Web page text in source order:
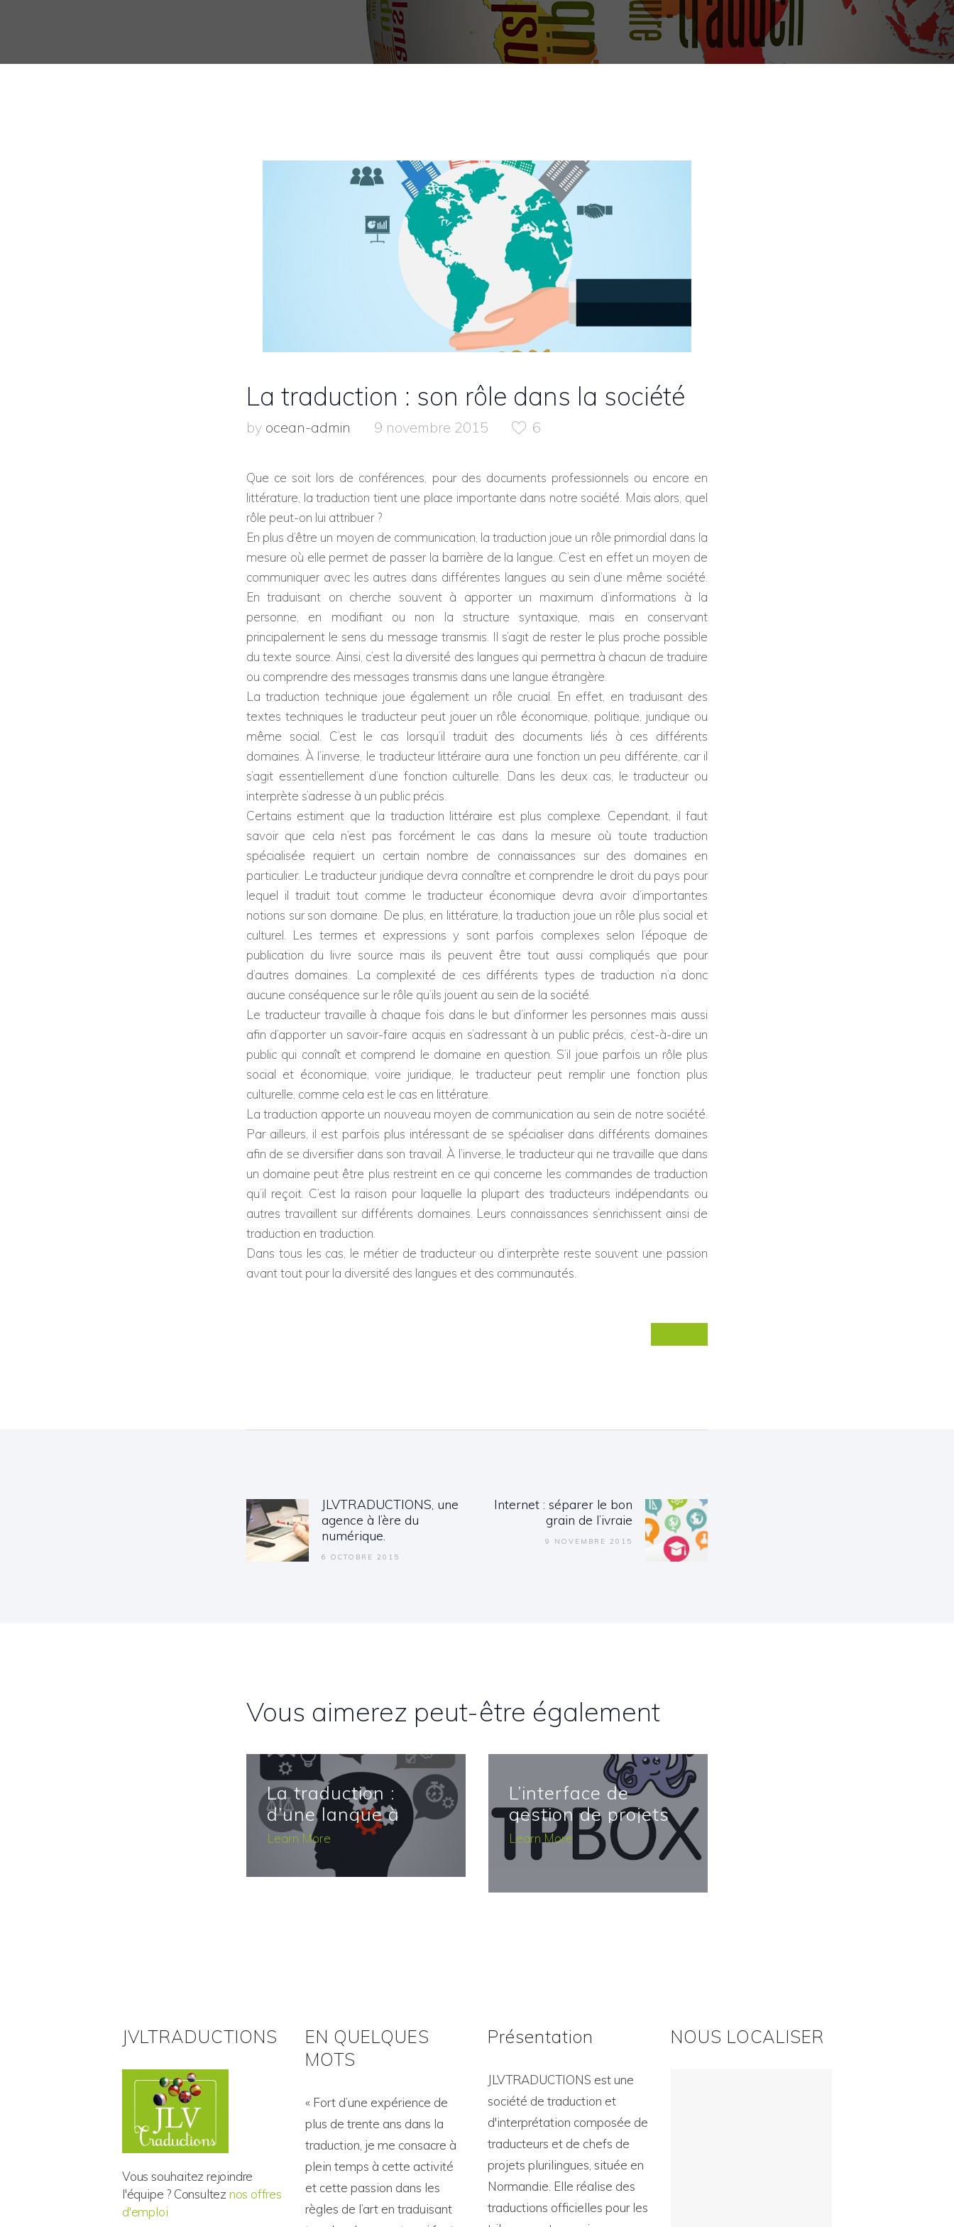
La traduction : son rôle dans la société
by ocean-admin 9 novembre 2015 6
Que ce soit lors de conférences, pour des documents professionnels ou encore en
littérature, la traduction tient une place importante dans notre société. Mais alors, quel
rôle peut-on lui attribuer ?
En plus d’être un moyen de communication, la traduction joue un rôle primordial dans la
mesure où elle permet de passer la barrière de la langue. C’est en effet un moyen de
communiquer avec les autres dans différentes langues au sein d’une même société.
En traduisant on cherche souvent à apporter un maximum d’informations à la
personne, en modifiant ou non la structure syntaxique, mais en conservant
principalement le sens du message transmis. Il s’agit de rester le plus proche possible
du texte source. Ainsi, c’est la diversité des langues qui permettra à chacun de traduire
ou comprendre des messages transmis dans une langue étrangère.
La traduction technique joue également un rôle crucial. En effet, en traduisant des
textes techniques le traducteur peut jouer un rôle économique, politique, juridique ou
même social. C’est le cas lorsqu’il traduit des documents liés à ces différents
domaines. À l’inverse, le traducteur littéraire aura une fonction un peu différente, car il
s’agit essentiellement d’une fonction culturelle. Dans les deux cas, le traducteur ou
interprète s’adresse à un public précis.
Certains estiment que la traduction littéraire est plus complexe. Cependant, il faut
savoir que cela n’est pas forcément le cas dans la mesure où toute traduction
spécialisée requiert un certain nombre de connaissances sur des domaines en
particulier. Le traducteur juridique devra connaître et comprendre le droit du pays pour
lequel il traduit tout comme le traducteur économique devra avoir d’importantes
notions sur son domaine. De plus, en littérature, la traduction joue un rôle plus social et
culturel. Les termes et expressions y sont parfois complexes selon l’époque de
publication du livre source mais ils peuvent être tout aussi compliqués que pour
d’autres domaines. La complexité de ces différents types de traduction n’a donc
aucune conséquence sur le rôle qu’ils jouent au sein de la société.
Le traducteur travaille à chaque fois dans le but d’informer les personnes mais aussi
afin d’apporter un savoir-faire acquis en s’adressant à un public précis, c’est-à-dire un
public qui connaît et comprend le domaine en question. S’il joue parfois un rôle plus
social et économique, voire juridique, le traducteur peut remplir une fonction plus
culturelle, comme cela est le cas en littérature.
La traduction apporte un nouveau moyen de communication au sein de notre société.
Par ailleurs, il est parfois plus intéressant de se spécialiser dans différents domaines
afin de se diversifier dans son travail. À l’inverse, le traducteur qui ne travaille que dans
un domaine peut être plus restreint en ce qui concerne les commandes de traduction
qu’il reçoit. C’est la raison pour laquelle la plupart des traducteurs indépendants ou
autres travaillent sur différents domaines. Leurs connaissances s’enrichissent ainsi de
traduction en traduction.
Dans tous les cas, le métier de traducteur ou d’interprète reste souvent une passion
avant tout pour la diversité des langues et des communautés.
Previous post:
JLVTRADUCTIONS, une
agence à l’ère du
numérique.
6 OCTOBRE 2015
Next post:
Internet : séparer le bon
grain de l’ivraie
9 NOVEMBRE 2015
Vous aimerez peut-être également
La traduction :
d’une langue à
l’autre
Learn More
L’interface de
gestion de projets
TPBox
Learn More
JVLTRADUCTIONS
Vous souhaitez rejoindre
l'équipe ? Consultez nos offres
d'emploi
EN QUELQUES
MOTS
« Fort d’une expérience de
plus de trente ans dans la
traduction, je me consacre à
plein temps à cette activité
et cette passion dans les
règles de l’art en traduisant
Présentation
JLVTRADUCTIONS est une
société de traduction et
d'interprétation composée de
traducteurs et de chefs de
projets plurilingues, située en
Normandie. Elle réalise des
traductions officielles pour les
NOUS LOCALISER